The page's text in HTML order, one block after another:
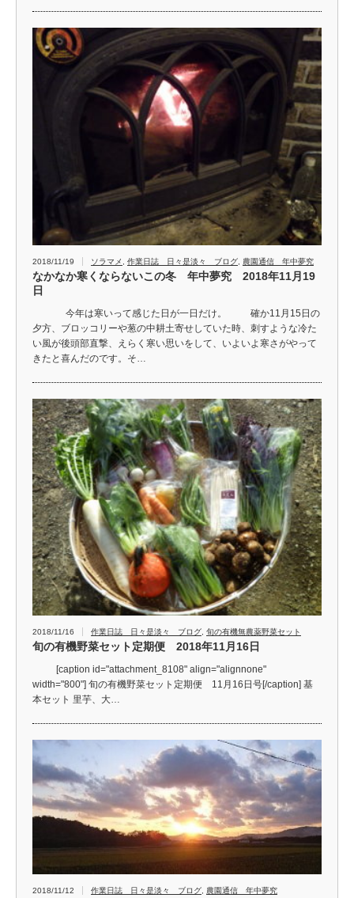
2018/11/19 ソラマメ 作業日誌 日々是淡々 ブログ 農園通信 年中夢究
なかなか寒くならないこの冬 年中夢究 2018年11月19
日
今年は寒いって感じた日が一日だけ。 確か11月15日の
夕方、ブロッコリーや葱の中耕土寄せしていた時、刺すような冷た
い風が後頭部直撃、えらく寒い思いをして、いよいよ寒さがやって
きたと喜んだのです。そ…
2018/11/16 作業日誌 日々是淡々 ブログ 旬の有機無農薬野菜セット
旬の有機野菜セット定期便 2018年11月16日
[caption id="attachment_8108" align="alignnone"
width="800"] 旬の有機野菜セット定期便 11月16日号[/caption] 基
本セット 里芋、大…
2018/11/12 作業日誌 日々是淡々 ブログ 農園通信 年中夢究